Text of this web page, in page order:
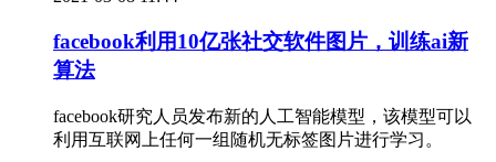
facebook利用10亿张社交软件图片，训练ai新
算法
facebook研究人员发布新的人工智能模型，该模型可以
利用互联网上任何一组随机无标签图片进行学习。